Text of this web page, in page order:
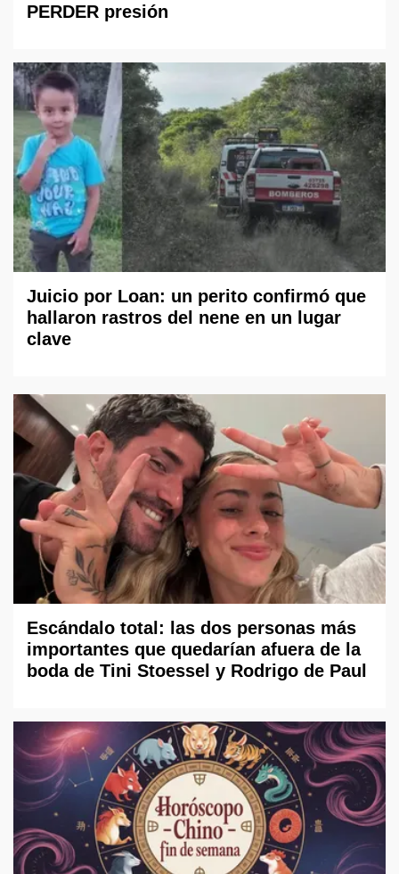
PERDER presión
Juicio por Loan: un perito confirmó que
hallaron rastros del nene en un lugar
clave
Escándalo total: las dos personas más
importantes que quedarían afuera de la
boda de Tini Stoessel y Rodrigo de Paul